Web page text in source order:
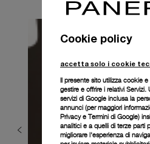
Cookie policy
accetta solo i cookie
Il presente sito utilizza cookie
gestire e offrire i relativi Servizi.
servizi di Google inclusa la
annunci (per maggiori
Privacy e Termini di Google)
analitici e a quelli di terze parti
migliorare l'esperienza di